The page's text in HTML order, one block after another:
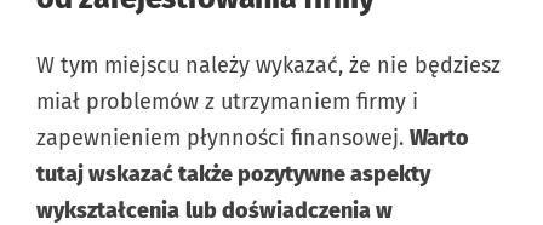
W tym miejscu należy wykazać, że nie będziesz
miał problemów z utrzymaniem firmy i
zapewnieniem płynności finansowej. Warto
tutaj wskazać także pozytywne aspekty
wykształcenia lub doświadczenia w